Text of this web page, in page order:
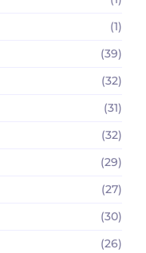
(1)
(39)
(32)
(31)
(32)
(29)
(27)
(30)
(26)